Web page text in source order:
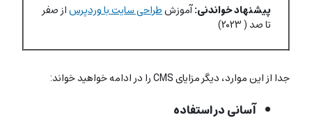
پیشنهاد خواندنی:آموزشطراحی سایت با وردپرساز صفر
تا صد ( ۲۰۲۳)
جدا از این موارد، دیگر مزایای CMS را در ادامه خواهید خواند:
آسانی در استفاده